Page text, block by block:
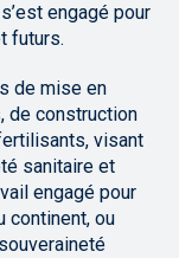
engagé pour
futurs.
de mise en
de construction
visant
sanitaire et
engagé pour
continent, ou